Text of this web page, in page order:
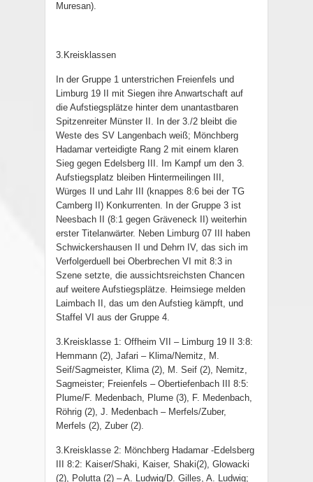
Muresan).
3.Kreisklassen
In der Gruppe 1 unterstrichen Freienfels und
Limburg 19 II mit Siegen ihre Anwartschaft auf
die Aufstiegsplätze hinter dem unantastbaren
Spitzenreiter Münster II. In der 3./2 bleibt die
Weste des SV Langenbach weiß; Mönchberg
Hadamar verteidigte Rang 2 mit einem klaren
Sieg gegen Edelsberg III. Im Kampf um den 3.
Aufstiegsplatz bleiben Hintermeilingen III,
Würges II und Lahr III (knappes 8:6 bei der TG
Camberg II) Konkurrenten. In der Gruppe 3 ist
Neesbach II (8:1 gegen Gräveneck II) weiterhin
erster Titelanwärter. Neben Limburg 07 III haben
Schwickershausen II und Dehrn IV, das sich im
Verfolgerduell bei Oberbrechen VI mit 8:3 in
Szene setzte, die aussichtsreichsten Chancen
auf weitere Aufstiegsplätze. Heimsiege melden
Laimbach II, das um den Aufstieg kämpft, und
Staffel VI aus der Gruppe 4.
3.Kreisklasse 1: Offheim VII – Limburg 19 II 3:8:
Hemmann (2), Jafari – Klima/Nemitz, M.
Seif/Sagmeister, Klima (2), M. Seif (2), Nemitz,
Sagmeister; Freienfels – Obertiefenbach III 8:5:
Plume/F. Medenbach, Plume (3), F. Medenbach,
Röhrig (2), J. Medenbach – Merfels/Zuber,
Merfels (2), Zuber (2).
3.Kreisklasse 2: Mönchberg Hadamar -Edelsberg
III 8:2: Kaiser/Shaki, Kaiser, Shaki(2), Glowacki
(2), Polutta (2) – A. Ludwig/D. Gilles, A. Ludwig;